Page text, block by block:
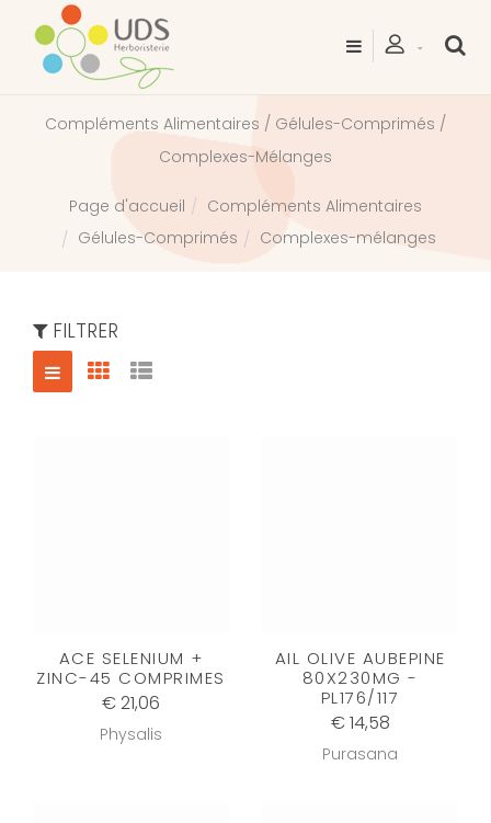
Compléments Alimentaires / Gélules-Comprimés /
Complexes-Mélanges
Page d'accueil
Compléments Alimentaires
Gélules-Comprimés
Complexes-mélanges
FILTRER
ACE SELENIUM +
ZINC-45 COMPRIMES
€ 21,06
Physalis
AIL OLIVE AUBEPINE
80X230MG -
PL176/117
€ 14,58
Purasana